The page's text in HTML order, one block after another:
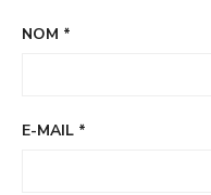
NOM *
E-MAIL *